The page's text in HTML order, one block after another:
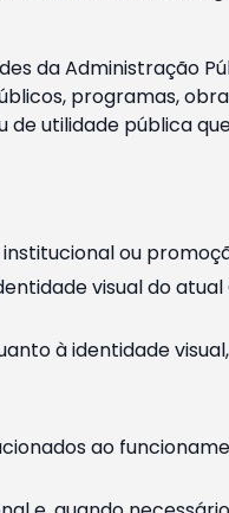
da Administração
programas,
de utilidade pública
ou
visual do
à identidade
ao